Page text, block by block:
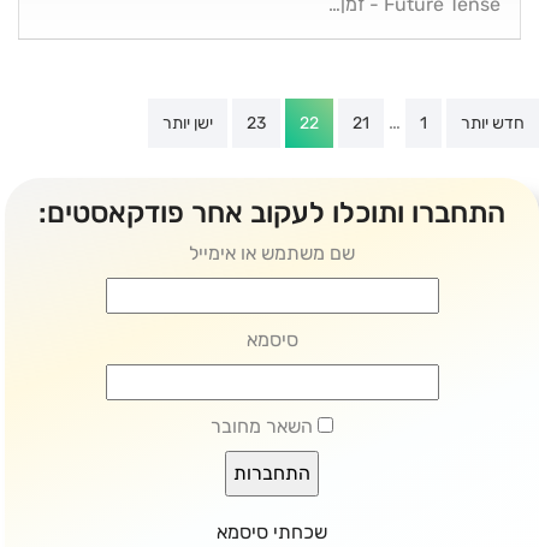
Posts
pagination
חדש יותר 1
…
21
22
23 ישן יותר
התחברו ותוכלו לעקוב אחר פודקאסטים:
שם משתמש או אימייל
סיסמא
השאר מחובר
שכחתי סיסמא